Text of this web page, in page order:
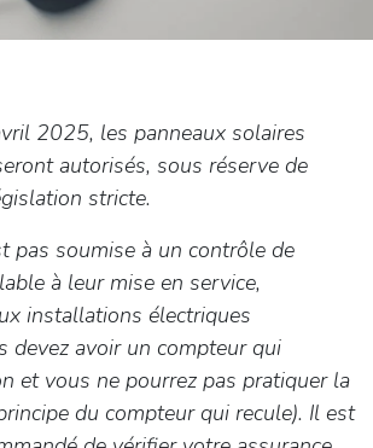
2025, les panneaux solaires
autorisés, sous réserve de
stricte.
pas soumise à un contrôle de
à leur mise en service,
installations électriques
devez avoir un compteur qui
et vous ne pourrez pas pratiquer la
du compteur qui recule). Il est